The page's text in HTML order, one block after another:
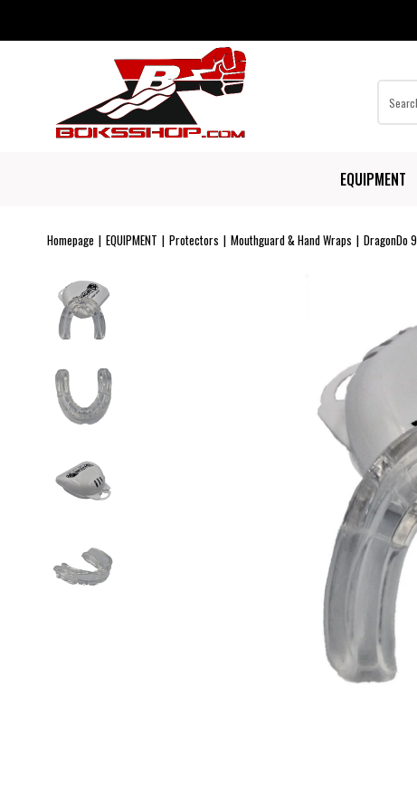
EQUIPMENT
Homepage EQUIPMENT Protectors Mouthguard & Hand Wraps DragonDo